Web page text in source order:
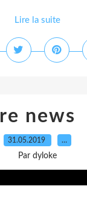
Lire la suite
re news
31.05.2019 …
Par dyloke